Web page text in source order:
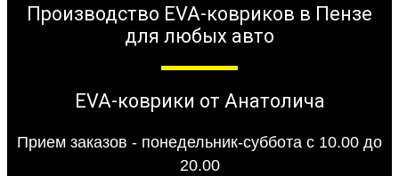
Производство EVA-ковриков в Пензе
для любых авто
EVA-коврики от Анатолича
Прием заказов - понедельник-суббота с 10.00 до
20.00